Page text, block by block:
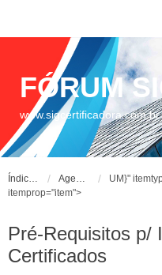
FÓRUM
www.sigcertificadora.com.br
Índice do fórum Agente de Registro
UM}"
itemprop="item">
Pré-Requisitos p/
Certificados